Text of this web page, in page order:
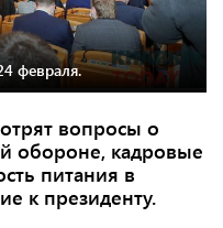
февраля.
вопросы о
обороне, кадровые
питания в
к президенту.